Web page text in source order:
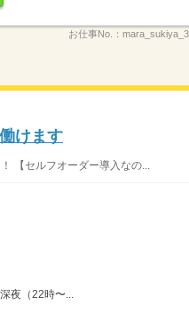
お仕事No.：
けます
【セルフオーダー導入なの...
夜（22時〜...